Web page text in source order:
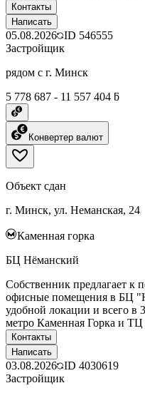
Контакты
Написать
05.08.2026 ID 546555
Застройщик
рядом с г. Минск
5 778 687 - 11 557 404 ƃ
Конвертер валют
Объект сдан
г. Минск, ул. Неманская, 24
Каменная горка
БЦ Нёманский
Собственник предлагает к
офисные помещения в БЦ
удобной локации и всего в
метро Каменная Горка и ТЦ
Контакты
Написать
03.08.2026 ID 4030619
Застройщик